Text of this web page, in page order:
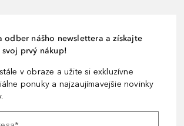
odber nášho newslettera a získajte
svoj prvý nákup!
v obraze a užite si exkluzívne
ponuky a najzaujímavejšie novinky